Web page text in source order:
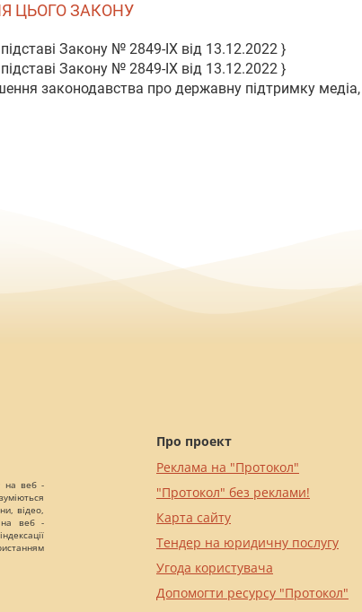
ЦЬОГО ЗАКОНУ
Закону № 2849-IX від 13.12.2022 }
Закону № 2849-IX від 13.12.2022 }
законодавства про державну підтримку медіа,
на веб -
відео,
на веб -
Про проект
Реклама на "Протокол"
"Протокол" без реклами!
Карта сайту
Тендер на юридичну послугу
Угода користувача
Допомогти ресурсу "Протокол"